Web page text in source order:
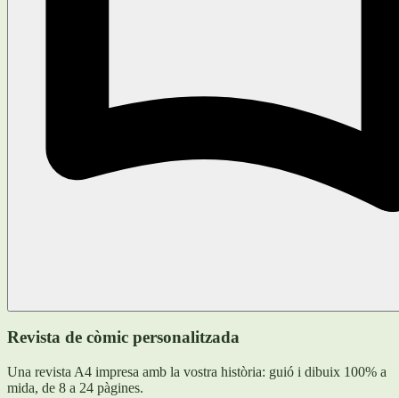
Revista de còmic personalitzada
Una revista A4 impresa amb la vostra història: guió i dibuix 100% a
mida, de 8 a 24 pàgines.